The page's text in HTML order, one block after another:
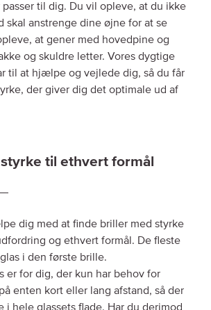
passer til dig. Du vil opleve, at du ikke
skal anstrenge dine øjne for at se
at gener med hovedpine og
og skuldre letter. Vores dygtige
til at hjælpe og vejlede dig, så du får
der giver dig det optimale ud af
til ethvert formål
dig med at finde briller med styrke
og ethvert formål. De fleste
i den første brille.
er for dig, der kun har behov for
enten kort eller lang afstand, så der
i hele glassets flade. Har du derimod